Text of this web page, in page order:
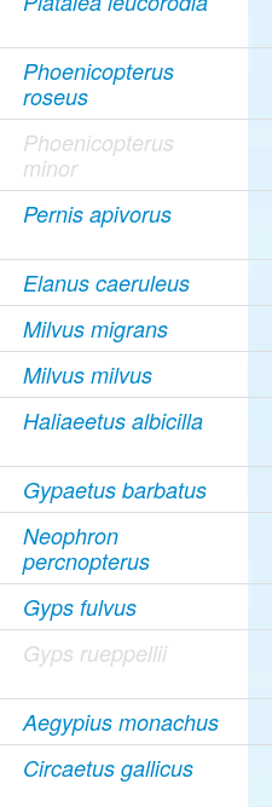
Phoenicopterus
roseus
Phoenicopterus
minor
Pernis apivorus
Elanus caeruleus
Milvus migrans
Milvus milvus
Haliaeetus albicilla
Gypaetus barbatus
Neophron
percnopterus
Gyps fulvus
Gyps rueppellii
Aegypius monachus
Circaetus gallicus